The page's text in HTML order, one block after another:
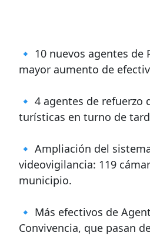
🔹 10 nuevos agentes de
mayor aumento de
🔹 4 agentes de refuerzo
turísticas en turno de
🔹 Ampliación del
videovigilancia: 119
municipio.
🔹 Más efectivos de
Convivencia, que pasan